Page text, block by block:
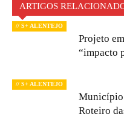
ARTIGOS
// S+ ALENTEJO
Projeto
“impacto
// S+ ALENTEJO
Município
Roteiro